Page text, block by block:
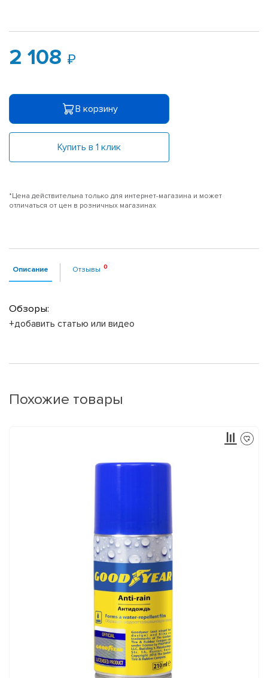
2 108
В корзину
Купить в 1 клик
*Цена действительна только для интернет-магазина и может
отличаться от цен в розничных магазинах
Описание Отзывы
Обзоры:
+добавить статью или видео
Похожие товары